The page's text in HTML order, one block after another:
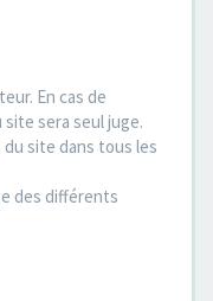
En cas de
sera seul juge.
site dans tous les
des différents